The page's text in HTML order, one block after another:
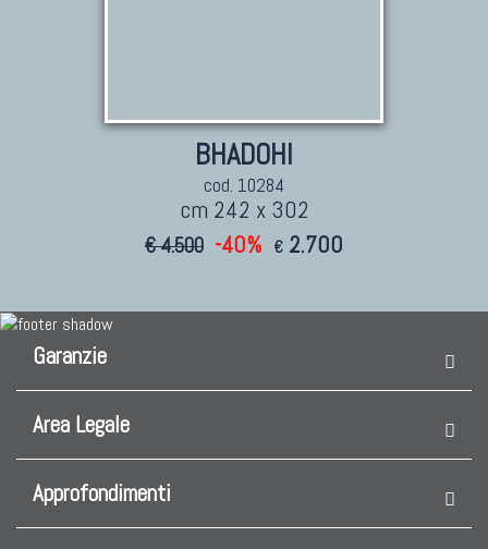
BHADOHI
cod. 10284
cm 242 x 302
€ 4.500 -40% € 2.700
Garanzie
Area Legale
Approfondimenti